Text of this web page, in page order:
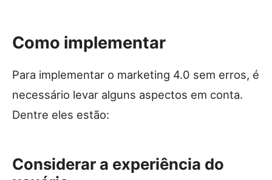
Como implementar
Para implementar o marketing 4.0 sem erros, é
necessário levar alguns aspectos em conta.
Dentre eles estão:
Considerar a experiência do